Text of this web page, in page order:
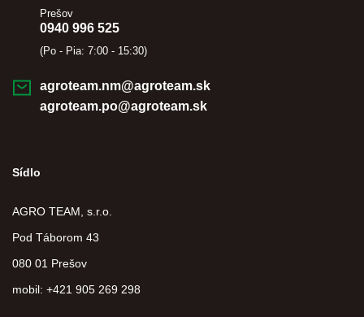
Prešov
0940 996 525
(Po - Pia: 7:00 - 15:30)
agroteam.nm@agroteam.sk
agroteam.po@agroteam.sk
Sídlo
AGRO TEAM, s.r.o.
Pod Táborom 43
080 01 Prešov
mobil: +421 905 269 298